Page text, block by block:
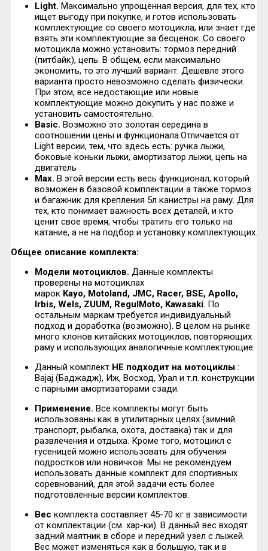
Light. Максимально упрощенная версия, для тех, кто
ищет выгоду при покупке, и готов использовать
комплектующие со своего мотоцикла, или знает где
взять эти комплектующие за бесценок. Со своего
мотоцикла можно установить: тормоз передний
(питбайк), цепь. В общем, если максимально
экономить, то это лучший вариант. Дешевле этого
варианта просто невозможно сделать физически.
При этом, все недостающие или новые
комплектующие можно докупить у нас позже и
установить самостоятельно.
Basic. Возможно это золотая середина в
соотношении цены и функционала.Отличается от
Light версии, тем, что здесь есть: ручка лыжи,
боковые коньки лыжи, амортизатор лыжи, цепь на
двигатель
Max. В этой версии есть весь функционал, который
возможен в базовой комплектации а также тормоз
и багажник для крепления 5л канистры на раму. Для
тех, кто понимает важность всех деталей, и кто
ценит свое время, чтобы тратить его только на
катание, а не на подбор и установку комплектующих.
Общее описание комплекта:
Модели мотоциклов. Данные комплекты
проверены на мотоциклах
марок Kayo, Motoland, JMC, Racer, BSE, Apollo,
Irbis, Wels, ZUUM, RegulMoto, Kawasaki. По
остальным маркам требуется индивидуальный
подход и доработка (возможно). В целом на рынке
много клонов китайских мотоциклов, повторяющих
раму и использующих аналогичные комплектующие.
Данный комплект НЕ подходит на мотоциклы :
Bajaj (Баджадж), Иж, Восход, Урал и т.п. конструкции
с парными амортизаторами сзади.
Применение. Все комплекты могут быть
использованы как в утилитарных целях (зимний
транспорт, рыбалка, охота, доставка) так и для
развлечения и отдыха. Кроме того, мотоцикл с
гусеницей можно использовать для обучения
подростков или новичков. Мы не рекомендуем
использовать данные комплект для спортивных
соревнований, для этой задачи есть более
подготовленные версии комплектов.
Вес комплекта составляет 45-70 кг в зависимости
от комплектации (cм. хар-ки). В данный вес входят
задний маятник в сборе и передний узел с лыжей.
Вес может изменяться как в большую, так и в